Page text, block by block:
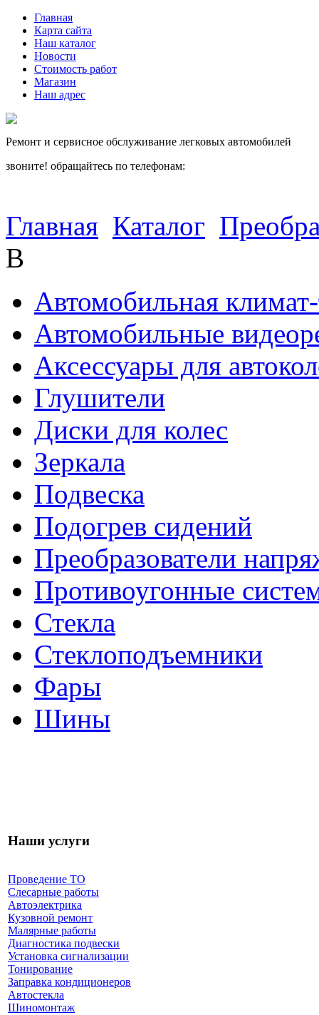
Главная
Карта сайта
Наш каталог
Новости
Стоимость работ
Магазин
Наш адрес
Ремонт и сервисное обслуживание легковых автомобилей
звоните! обращайтесь по телефонам:
Главная Каталог
B
Автомобильная
Автомобильные
Аксессуары для
Глушители
Диски для колес
Зеркала
Подвеска
Подогрев сидений
Преобразователи
Противоугонные
Стекла
Стеклоподъемники
Фары
Шины
Наши услуги
Проведение ТО
Слесарные работы
Автоэлектрика
Кузовной ремонт
Малярные работы
Диагностика подвески
Установка сигнализации
Тонирование
Заправка кондиционеров
Автостекла
Шиномонтаж